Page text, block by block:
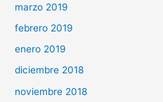
marzo 2019
febrero 2019
enero 2019
diciembre 2018
noviembre 2018